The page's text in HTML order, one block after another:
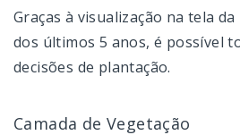
Graças à visualização na tela
dos últimos 5 anos, é possível
decisões de plantação.
Camada de Vegetação